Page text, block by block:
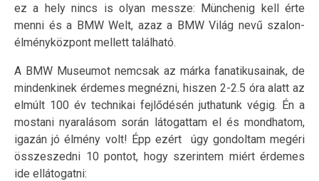
ez a hely nincs is olyan messze: Münchenig kell érte
menni és a BMW Welt, azaz a BMW Világ nevű szalon-
élményközpont mellett található.
A BMW Museumot nemcsak az márka fanatikusainak, de
mindenkinek érdemes megnézni, hiszen 2-2.5 óra alatt az
elmúlt 100 év technikai fejlődésén juthatunk végig. Én a
mostani nyaralásom során látogattam el és mondhatom,
igazán jó élmény volt! Épp ezért úgy gondoltam megéri
összeszedni 10 pontot, hogy szerintem miért érdemes
ide ellátogatni: